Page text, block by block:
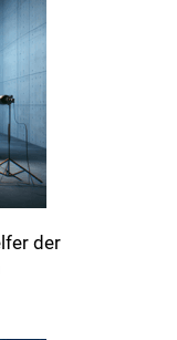
der